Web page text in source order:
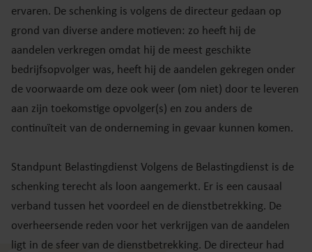
ervaren. De schenking is volgens de directeur gedaan op
grond van diverse andere motieven: zo heeft hij de
aandelen verkregen omdat hij de meest geschikte
bedrijfsopvolger was, heeft hij de aandelen gekregen onder
de voorwaarde om deze ook weer (om niet) door te leveren
aan zijn toekomstige opvolger(s) en zou anders de
continuïteit van de onderneming in gevaar kunnen komen.
Standpunt Belastingdienst Volgens de Belastingdienst is de
schenking terecht als loon aangemerkt. Er is een causaal
verband tussen het voordeel en de dienstbetrekking. De
overheersende reden voor het verkrijgen van de aandelen
ligt in de sfeer van de dienstbetrekking. De directeur had